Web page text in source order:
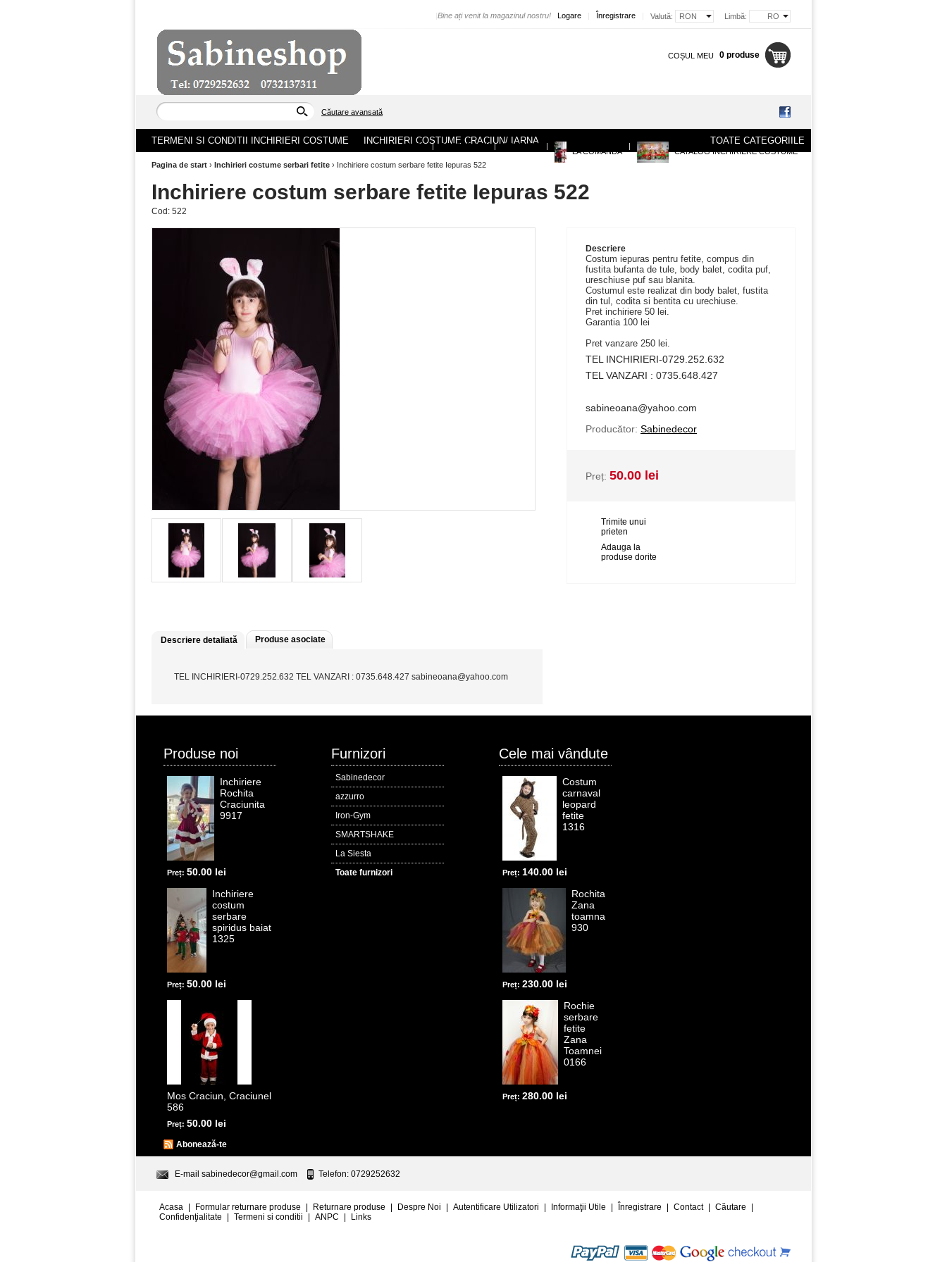
Limbă: RO
Valută: RON
Logare Înregistrare
Bine ați venit la magazinul nostru!
COȘUL MEU 0 produse
Căutare avansată
ACASA | DESPRE NOI | CONTACT |
LA COMANDA
|
CATALOG INCHIRIERE COSTUME
TERMENI SI CONDITII INCHIRIERI COSTUME INCHIRIERI COSTUME CRACIUN/ IARNA TOATE CATEGORIILE
Pagina de start › Inchirieri costume serbari fetite › Inchiriere costum serbare fetite Iepuras 522
Inchiriere costum serbare fetite Iepuras 522
Cod: 522
Descriere
Costum iepuras pentru fetite, compus din
fustita bufanta de tule, body balet, codita puf,
ureschiuse puf sau blanita.
Costumul este realizat din body balet, fustita
din tul, codita si bentita cu urechiuse.
Pret inchiriere 50 lei.
Garantia 100 lei
Pret vanzare 250 lei.
TEL INCHIRIERI-0729.252.632
TEL VANZARI : 0735.648.427
sabineoana@yahoo.com
Producător: Sabinedecor
Preț: 50.00 lei
Trimite unui
prieten
Adauga la
produse dorite
Descriere detaliată Produse asociate
TEL INCHIRIERI-0729.252.632 TEL VANZARI : 0735.648.427 sabineoana@yahoo.com
Produse noi
Inchiriere
Rochita
Craciunita
9917
Preț: 50.00 lei
Inchiriere
costum
serbare
spiridus baiat
1325
Preț: 50.00 lei
Mos Craciun, Craciunel
586
Preț: 50.00 lei
Abonează-te
Furnizori
Sabinedecor
azzurro
Iron-Gym
SMARTSHAKE
La Siesta
Toate furnizori
Cele mai vândute
Costum
carnaval
leopard
fetite
1316
Preț: 140.00 lei
Rochita
Zana
toamna
930
Preț: 230.00 lei
Rochie
serbare
fetite
Zana
Toamnei
0166
Preț: 280.00 lei
E-mail sabinedecor@gmail.com Telefon: 0729252632
Acasa Formular returnare produse Returnare produse Despre Noi Autentificare Utilizatori Informaţii Utile Înregistrare Contact Căutare
Confidenţialitate
Termeni si conditii ANPC Links